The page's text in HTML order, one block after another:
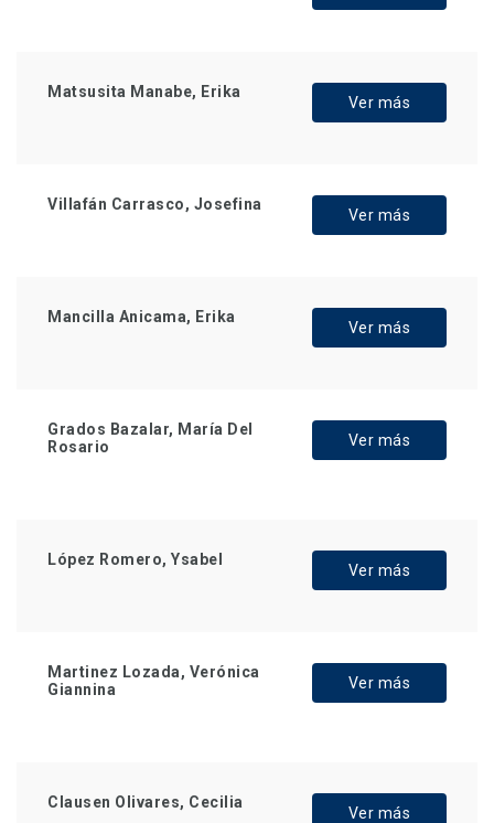
Matsusita Manabe, Erika
Ver más
Villafán Carrasco, Josefina
Ver más
Mancilla Anicama, Erika
Ver más
Grados Bazalar, María Del
Rosario
Ver más
López Romero, Ysabel
Ver más
Martinez Lozada, Verónica
Giannina
Ver más
Clausen Olivares, Cecilia
Ver más